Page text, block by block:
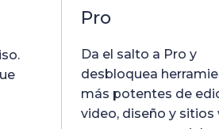
Pro
Da el salto a Pro y
desbloquea
más potentes de
video, diseño y sitios